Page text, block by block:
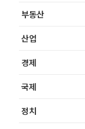
부동산
산업
경제
국제
정치